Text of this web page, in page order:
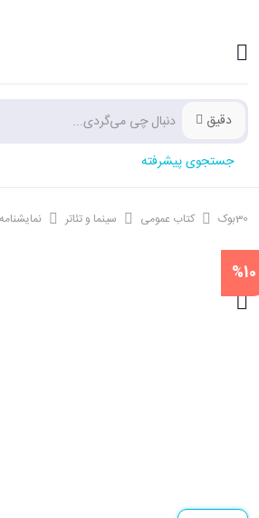
دقیق
جستجوی پیشرفته
30بوک کتاب عمومی سینما و تئاتر
%10